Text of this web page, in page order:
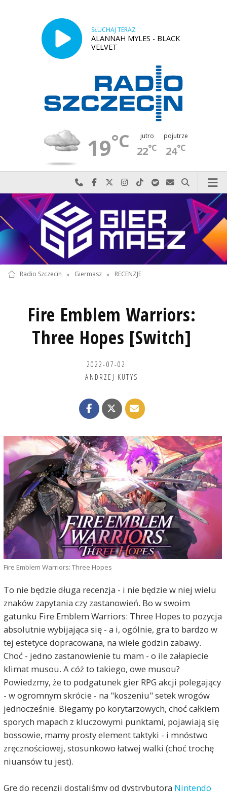
SŁUCHAJ TERAZ
ALANNAH MYLES - BLACK
VELVET
19°C jutro
22°C
pojutrze
24°C
Najlepiej po prostu do nas zadzwoń
Odwiedź nas na Facebook-u
Odwiedź nas na X
Odwiedź nas na Instagram-ie
Odwiedź nas na TikTok-u
Szukaj nas na Spotify
Wyślij do nas
Szukaj
Radio Szczecin » Giermasz » RECENZJE
Fire Emblem Warriors:
Three Hopes [Switch]
2022-07-02
ANDRZEJ KUTYS
Fire Emblem Warriors: Three Hopes
To nie będzie długa recenzja - i nie będzie w niej wielu
znaków zapytania czy zastanowień. Bo w swoim
gatunku Fire Emblem Warriors: Three Hopes to pozycja
absolutnie wybijająca się - a i, ogólnie, gra to bardzo w
tej estetyce dopracowana, na wiele godzin zabawy.
Choć - jedno zastanowienie tu mam - o ile załapiecie
klimat musou. A cóż to takiego, owe musou?
Powiedzmy, że to podgatunek gier RPG akcji polegający
- w ogromnym skrócie - na "koszeniu" setek wrogów
jednocześnie. Biegamy po korytarzowych, choć całkiem
sporych mapach z kluczowymi punktami, pojawiają się
bossowie, mamy prosty element taktyki - i mnóstwo
zręcznościowej, stosunkowo łatwej walki (choć trochę
niuansów tu jest).
Grę do recenzji dostaliśmy od dystrybutora Nintendo